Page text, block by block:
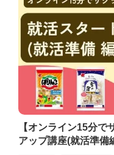
【オンライン15分で
アップ講座(就活準備